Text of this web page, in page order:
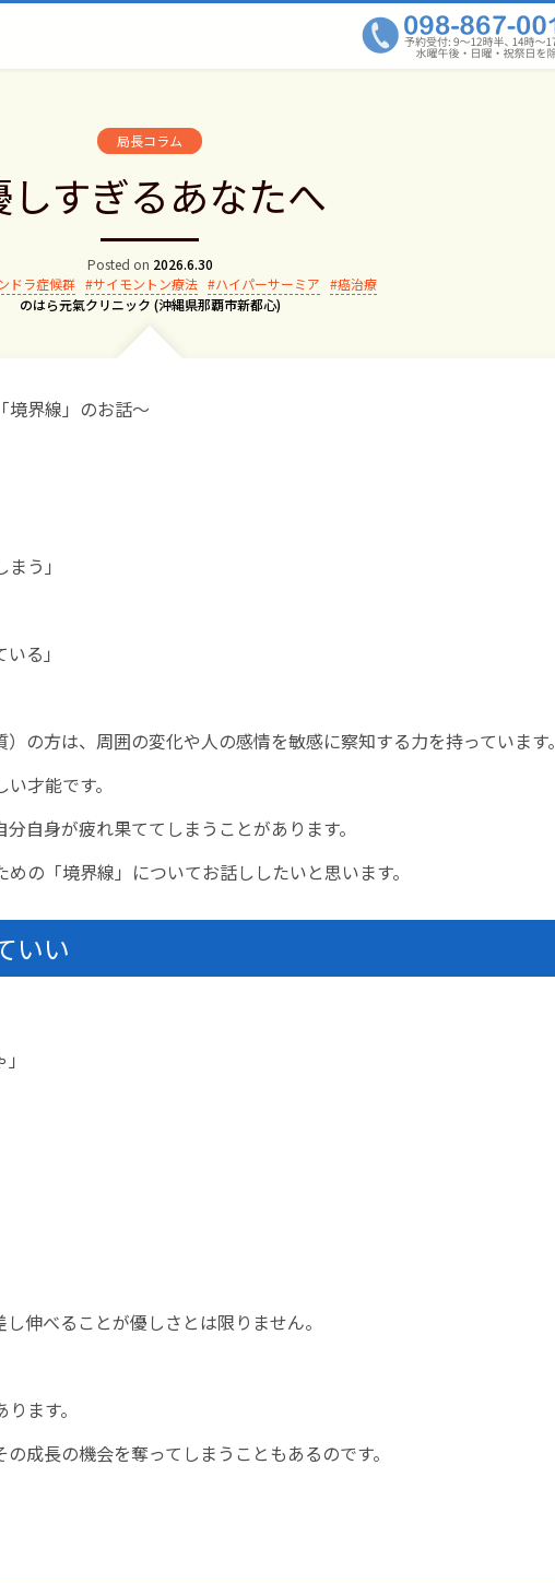
局長コラム
しすぎるあなたへ
Posted on 2026.6.30
ドラ症候群 サイモントン療法 ハイパーサーミア
癌治療
Author:
のはら元氣クリニック (沖縄県那覇市新都心)
境界線」のお話～
う」
る」
の方は、周囲の変化や人の感情を敏感に察知する力を持っています。
才能です。
自身が疲れ果ててしまうことがあります。
の「境界線」についてお話ししたいと思います。
いい
伸べることが優しさとは限りません。
ます。
成長の機会を奪ってしまうこともあるのです。